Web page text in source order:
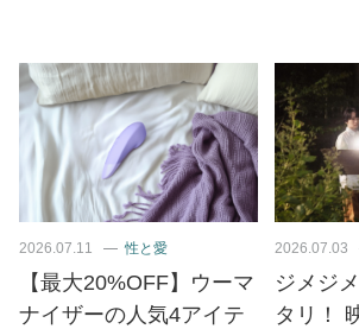
2026.07.11 性と愛
【最大20%OFF】ウーマ
ナイザーの人気4アイテ
2026.07.03
ジメジ
タリ！